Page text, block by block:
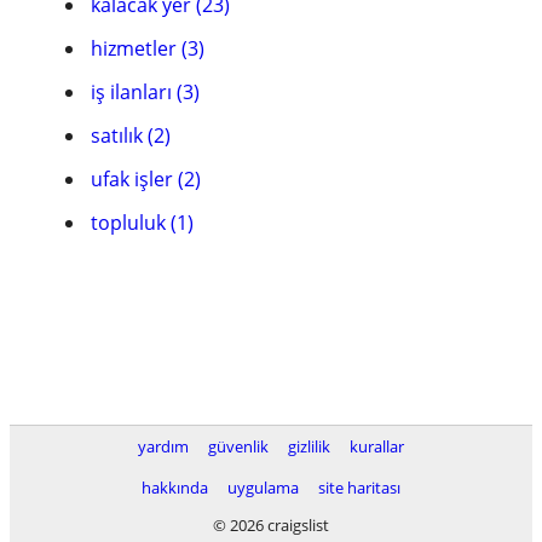
hizmetler (3)
iş ilanları (3)
satılık (2)
ufak işler (2)
topluluk (1)
yardım güvenlik gizlilik
kurallar
hakkında
uygulama
site haritası
© 2026 craigslist